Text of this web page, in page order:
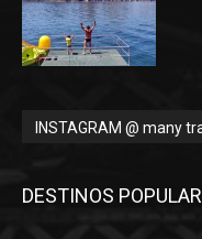
INSTAGRAM @ many
DESTINOS